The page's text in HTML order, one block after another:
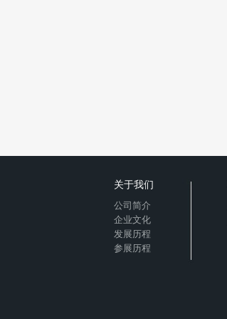
关于我们
公司简介
企业文化
发展历程
参展历程